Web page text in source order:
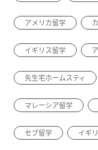
アメリカ留学
イギリス留学
先生宅ホームスティ
マレーシア留学
セブ留学 イギ